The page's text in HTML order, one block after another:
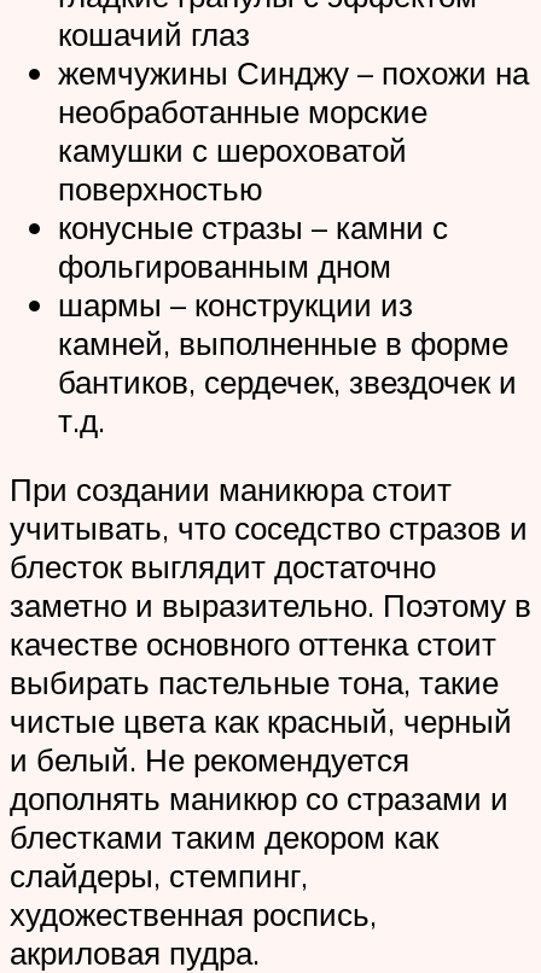
кошачий глаз
жемчужины Синджу – похожи на
необработанные морские
камушки с шероховатой
поверхностью
конусные стразы – камни с
фольгированным дном
шармы – конструкции из
камней, выполненные в форме
бантиков, сердечек, звездочек и
т.д.
При создании маникюра стоит
учитывать, что соседство стразов и
блесток выглядит достаточно
заметно и выразительно. Поэтому в
качестве основного оттенка стоит
выбирать пастельные тона, такие
чистые цвета как красный, черный
и белый. Не рекомендуется
дополнять маникюр со стразами и
блестками таким декором как
слайдеры, стемпинг,
художественная роспись,
акриловая пудра.